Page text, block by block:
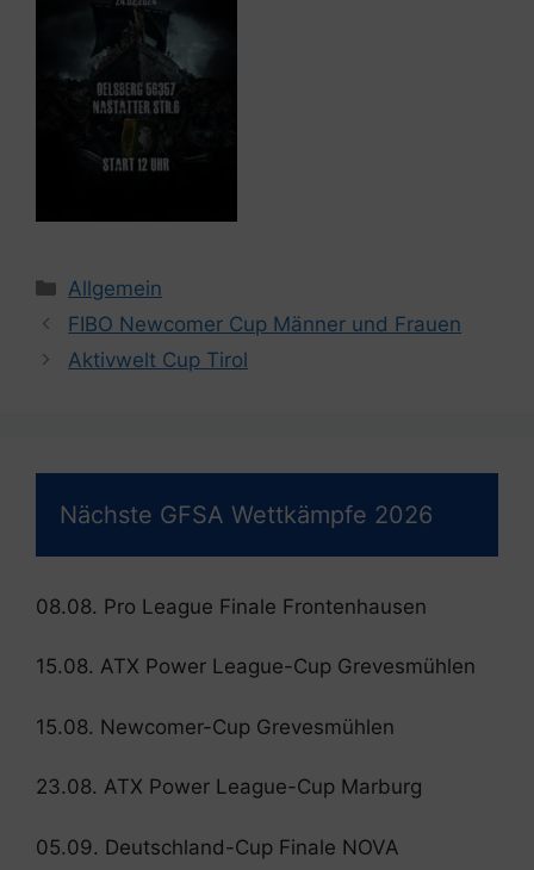
Kategorien
Allgemein
FIBO Newcomer Cup Männer und Frauen
Aktivwelt Cup Tirol
Nächste GFSA Wettkämpfe 2026
08.08. Pro League Finale Frontenhausen
15.08. ATX Power League-Cup Grevesmühlen
15.08. Newcomer-Cup Grevesmühlen
23.08. ATX Power League-Cup Marburg
05.09. Deutschland-Cup Finale NOVA